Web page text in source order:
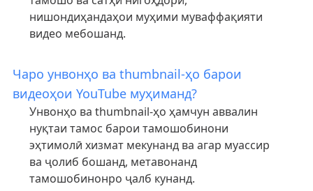
нишондиҳандаҳои муҳими муваффақияти
видео мебошанд.
Чаро унвонҳо ва thumbnail-ҳо барои
видеоҳои YouTube муҳиманд?
Унвонҳо ва thumbnail-ҳо ҳамчун аввалин
нуқтаи тамос барои тамошобинони
эҳтимолӣ хизмат мекунанд ва агар муассир
ва ҷолиб бошанд, метавонанд
тамошобинонро ҷалб кунанд.